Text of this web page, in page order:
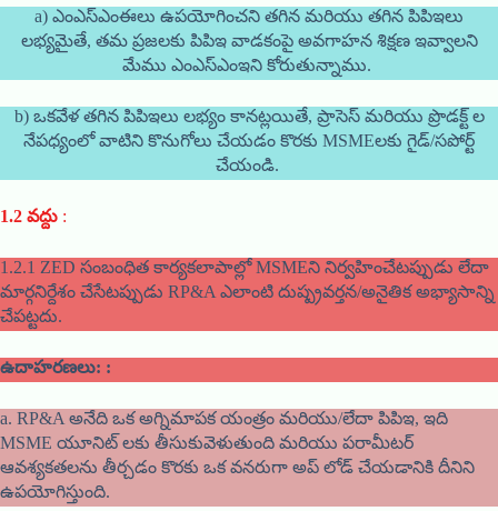
a) ఎంఎస్ఎంఈలు ఉపయోగించని తగిన మరియు తగిన పిపిఇలు
లభ్యమైతే, తమ ప్రజలకు పిపిఇ వాడకంపై అవగాహన శిక్షణ ఇవ్వాలని
మేము ఎంఎస్ఎంఇని కోరుతున్నాము.
b) ఒకవేళ తగిన పిపిఇలు లభ్యం కానట్లయితే, ప్రాసెస్ మరియు ప్రొడక్ట్ ల
నేపధ్యంలో వాటిని కొనుగోలు చేయడం కొరకు MSMEలకు గైడ్/సపోర్ట్
చేయండి.
1.2 వద్దు :
1.2.1 ZED సంబంధిత కార్యకలాపాల్లో MSMEని నిర్వహించేటప్పుడు లేదా
మార్గనిర్దేశం చేసేటప్పుడు RP&A ఎలాంటి దుష్ప్రవర్తన/అనైతిక అభ్యాసాన్ని
చేపట్టదు.
ఉదాహరణలు: :
a. RP&A అనేది ఒక అగ్నిమాపక యంత్రం మరియు/లేదా పిపిఇ, ఇది
MSME యూనిట్ లకు తీసుకువెళుతుంది మరియు పరామీటర్
ఆవశ్యకతలను తీర్చడం కొరకు ఒక వనరుగా అప్ లోడ్ చేయడానికి దీనిని
ఉపయోగిస్తుంది.